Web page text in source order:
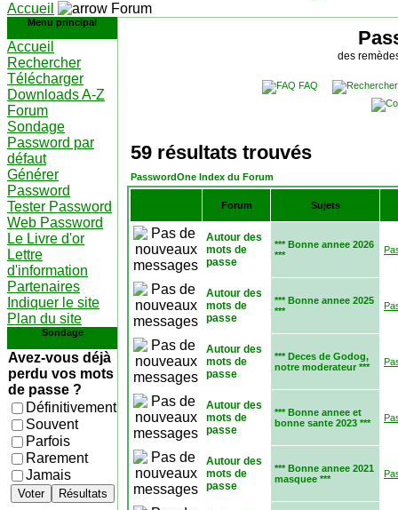
Accueil Forum
Menu principal
Accueil
Rechercher
Télécharger
Downloads A-Z
Forum
Sondage
Password par
défaut
Générer
Password
Tester Password
Web Password
Le Livre d'or
Lettre
d'information
Partenaires
Indiquer le site
Plan du site
Sondage
Avez-vous déjà
perdu vos mots
de passe ?
Définitivement
Souvent
Parfois
Rarement
Jamais
Voter Résultats
des
FAQ
59 résultats trouvés
PasswordOne Index du Forum
Forum Sujets
Autour des
mots de
passe
*** Bonne annee 2026
***
Autour des
mots de
passe
*** Bonne annee 2025
***
Autour des
mots de
passe
*** Deces de Godog,
notre moderateur ***
Autour des
mots de
passe
*** Bonne annee et
bonne sante 2023 ***
Autour des
mots de
passe
*** Bonne annee 2021
masquee ***